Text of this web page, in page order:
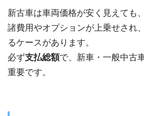
新古車は車両価格が安く見えても、
諸費用やオプションが上乗せされ
るケースがあります。
必ず支払総額で、新車・一般中古
重要です。